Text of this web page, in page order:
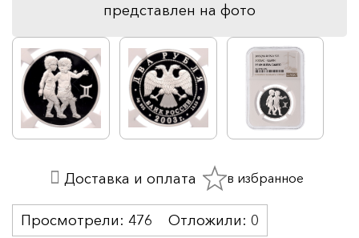
представлен на фото
Просмотрели: 476 Отложили: 0
Доставка и оплата в избранное